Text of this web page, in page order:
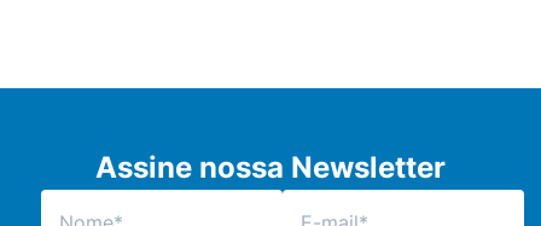
Assine nossa Newsletter